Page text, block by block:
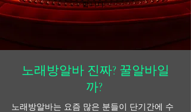
합니다.
노래방알바 진짜? 꿀알바일
까?
노래방알바는 요즘 많은 분들이 단기간에 수